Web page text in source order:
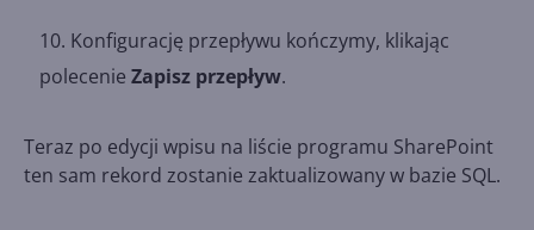
Konfigurację przepływu kończymy, klikając
polecenie Zapisz przepływ.
Teraz po edycji wpisu na liście programu SharePoint
ten sam rekord zostanie zaktualizowany w bazie SQL.